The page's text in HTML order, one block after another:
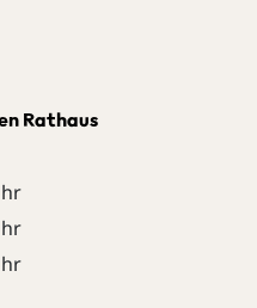
Rathaus